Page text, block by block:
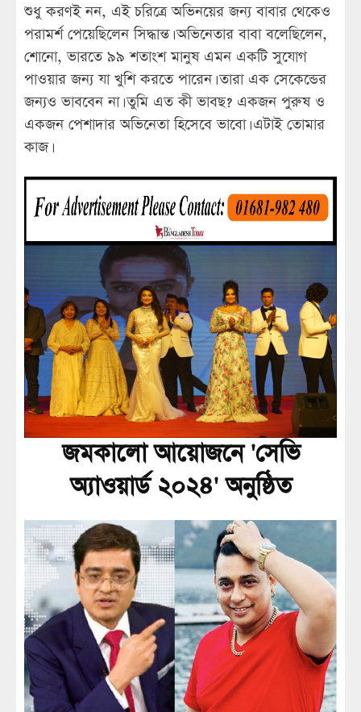
শুধু করণই নন, এই চরিত্রে অভিনয়ের জন্য বাবার থেকেও
পরামর্শ পেয়েছিলেন সিদ্ধান্ত। অভিনেতার বাবা বলেছিলেন,
শোনো, ভারতে ৯৯ শতাংশ মানুষ এমন একটি সুযোগ
পাওয়ার জন্য যা খুশি করতে পারেন। তারা এক সেকেন্ডের
জন্যও ভাববেন না। তুমি এত কী ভাবছ? একজন পুরুষ ও
একজন পেশাদার অভিনেতা হিসেবে ভাবো। এটাই তোমার
কাজ।
জমকালো আয়োজনে 'সেভি
অ্যাওয়ার্ড ২০২৪' অনুষ্ঠিত